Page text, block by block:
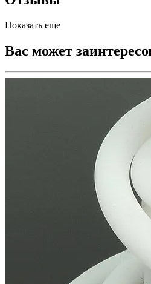
Показать еще
Вас может